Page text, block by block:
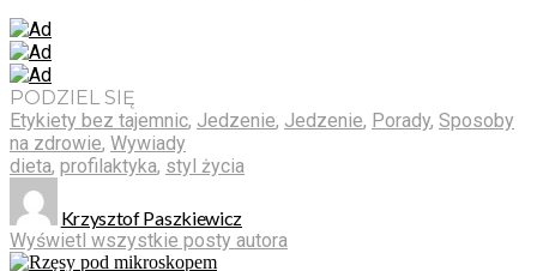
PODZIEL SIĘ
Etykiety bez tajemnic, Jedzenie, Jedzenie, Porady, Sposoby
na zdrowie, Wywiady
dieta, profilaktyka, styl życia
Krzysztof Paszkiewicz
Wyświetl wszystkie posty autora